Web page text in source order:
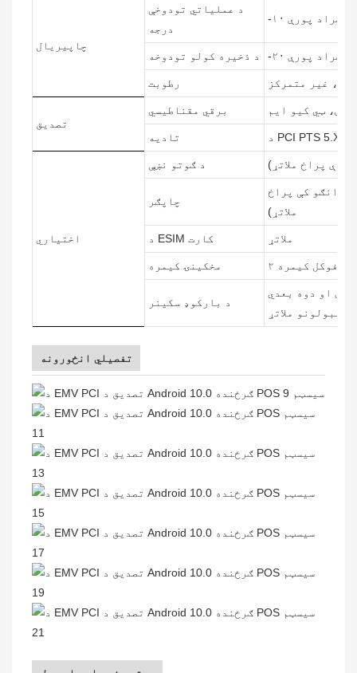
چاپیریال
د عملیاتي تودوخې
درجه
د ذخیره کولو تودوخه
رطوبت
تصدیق
برقي مقناطیسي ټي کیو ایم
تادیه
اختیاري
د ګوتو نښې
چاپګر
زانګو کې پراخ
ملاتړ)
د ESIM کارت ملاتړ
مخکینۍ کیمره فوکل کیمره
د بارکوډ سکینر
بعدي او دوه بعدي
سمبولونو ملاتړ
تفصيلي انځورونه